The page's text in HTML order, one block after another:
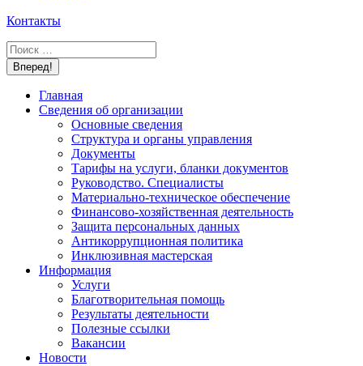
Контакты
Поиск:
Главная
Сведения об организации
Основные сведения
Структура и органы управления
Документы
Тарифы на услуги, бланки документов
Руководство. Специалисты
Материально-техническое обеспечение
Финансово-хозяйственная деятельность
Защита персональных данных
Антикоррупционная политика
Инклюзивная мастерская
Информация
Услуги
Благотворительная помощь
Результаты деятельности
Полезные ссылки
Вакансии
Новости